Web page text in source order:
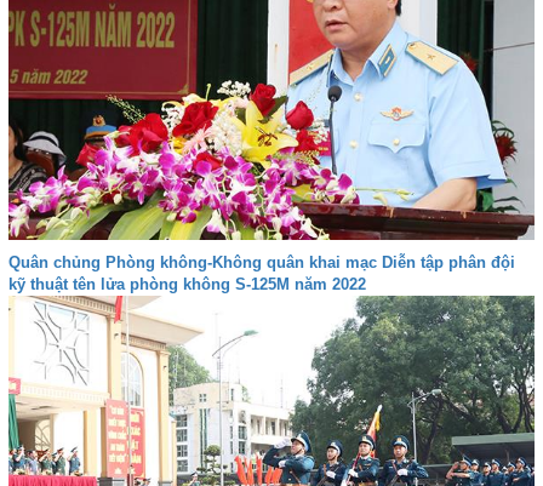
Quân chủng Phòng không-Không quân khai mạc Diễn tập phân đội
kỹ thuật tên lửa phòng không S-125M năm 2022